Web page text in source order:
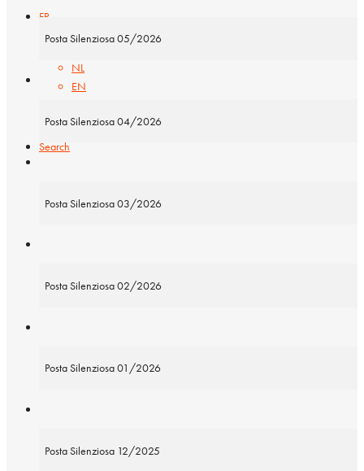
FR
NL
EN
Search
Posta Silenziosa 05/2026
Posta Silenziosa 04/2026
Posta Silenziosa 03/2026
Posta Silenziosa 02/2026
Posta Silenziosa 01/2026
Posta Silenziosa 12/2025